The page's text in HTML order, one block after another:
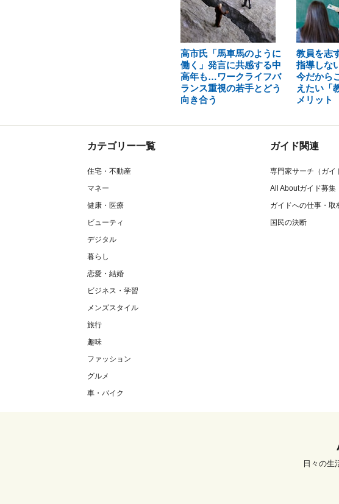
高市氏「馬車馬のように
働く」発言に共感する中
高年も…ワークライフバ
ランス重視の若手とどう
向き合う
教員を志
指導しな
今だから
えたい「
メリット
カテゴリー一覧
住宅・不動産
マネー
健康・医療
ビューティ
デジタル
暮らし
恋愛・結婚
ビジネス・学習
メンズスタイル
旅行
趣味
ファッション
グルメ
車・バイク
ガイド関連
専門家サーチ（ガイ
All Aboutガイド募集
ガイドへの仕事・取
国民の決断
日々の生